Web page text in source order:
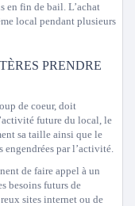
en fin de bail. L’achat
local pendant plusieurs
PRENDRE
de coeur, doit
future du local, le
sa taille ainsi que le
engendrées par l’activité.
de faire appel à un
besoins futurs de
sites internet ou de